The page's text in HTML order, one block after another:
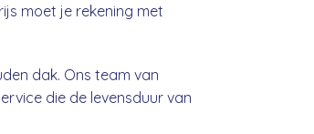
moet je rekening met
dak. Ons team van
die de levensduur van